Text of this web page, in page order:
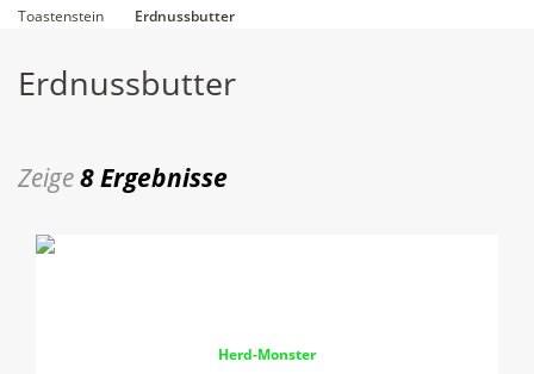
Toastenstein Erdnussbutter
Erdnussbutter
Zeige8 Ergebnisse
Herd-Monster